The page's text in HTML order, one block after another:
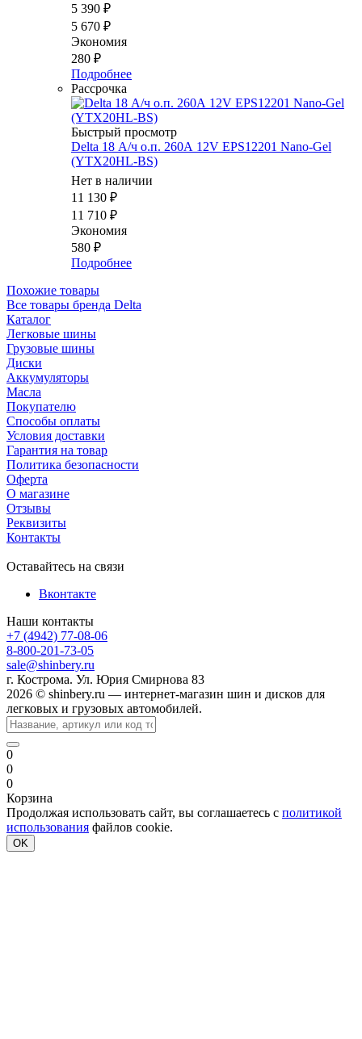
5 390 ₽
5 670 ₽
Экономия
280 ₽
Подробнее
Рассрочка
Быстрый просмотр
Delta 18 А/ч о.п. 260А 12V EPS12201 Nano-Gel
(YTX20HL-BS)
Нет в наличии
11 130 ₽
11 710 ₽
Экономия
580 ₽
Подробнее
Похожие товары
Все товары бренда Delta
Каталог
Легковые шины
Грузовые шины
Диски
Аккумуляторы
Масла
Покупателю
Способы оплаты
Условия доставки
Гарантия на товар
Политика безопасности
Оферта
О магазине
Отзывы
Реквизиты
Контакты
Оставайтесь на связи
Вконтакте
Наши контакты
+7 (4942) 77-08-06
8-800-201-73-05
sale@shinbery.ru
г. Кострома. Ул. Юрия Смирнова 83
2026 © shinbery.ru — интернет-магазин шин и дисков для
легковых и грузовых автомобилей.
0
0
0
Корзина
Продолжая использовать сайт, вы соглашаетесь с политикой
использования файлов cookie.
OK